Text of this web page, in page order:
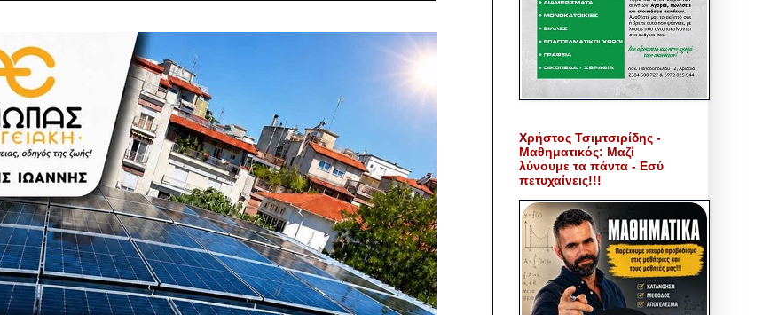
Χρήστος Τσιμτσιρίδης -
Μαθηματικός: Μαζί
λύνουμε τα πάντα - Εσύ
πετυχαίνεις!!!